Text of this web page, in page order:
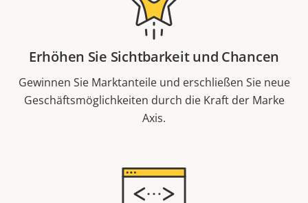
Erhöhen Sie Sichtbarkeit und Chancen
Gewinnen Sie Marktanteile und erschließen Sie neue
Geschäftsmöglichkeiten durch die Kraft der Marke
Axis.